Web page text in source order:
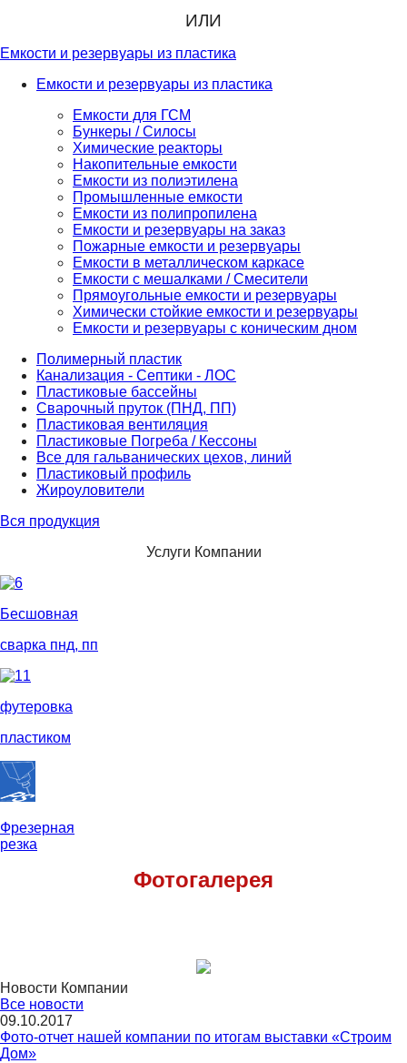
ИЛИ
Емкости и резервуары из пластика
Емкости и резервуары из пластика
Емкости для ГСМ
Бункеры / Силосы
Химические реакторы
Накопительные емкости
Емкости из полиэтилена
Промышленные емкости
Емкости из полипропилена
Емкости и резервуары на заказ
Пожарные емкости и резервуары
Емкости в металлическом каркасе
Емкости с мешалками / Смесители
Прямоугольные емкости и резервуары
Химически стойкие емкости и резервуары
Емкости и резервуары с коническим дном
Полимерный пластик
Канализация - Септики - ЛОС
Пластиковые бассейны
Сварочный пруток (ПНД, ПП)
Пластиковая вентиляция
Пластиковые Погреба / Кессоны
Все для гальванических цехов, линий
Пластиковый профиль
Жироуловители
Вся продукция
Услуги Компании
Бесшовная
сварка пнд, пп
футеровка
пластиком
Фрезерная
резка
Фотогалерея
Новости Компании
Все новости
09.10.2017
Фото-отчет нашей компании по итогам выставки «Строим
Дом»